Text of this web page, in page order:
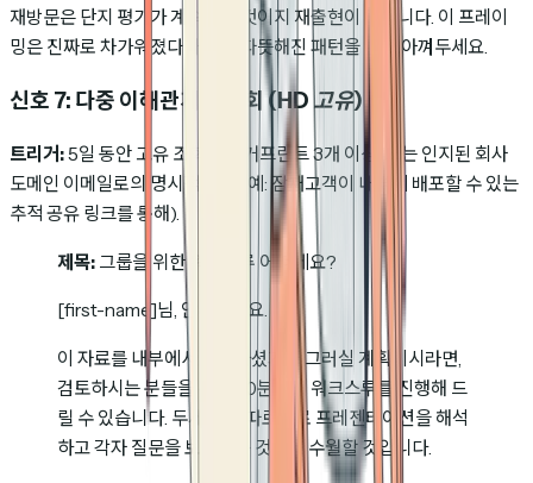
재방문은 단지 평가가 계속되는 것이지 재출현이 아닙니다. 이 프레이
밍은 진짜로 차가워졌다가 다시 따뜻해진 패턴을 위해 아껴두세요.
신호 7: 다중 이해관계자 조회(HD 고유)
트리거:5일 동안 고유 조회자 핑거프린트 3개 이상, 또는 인지된 회사
도메인 이메일로의 명시적 전달 (예: 잠재고객이 내부에 배포할 수 있는
추적 공유 링크를 통해).
제목: 그룹을 위한 워크스루 어떠세요?
[first-name]님, 안녕하세요.
이 자료를 내부에서 공유하셨거나 그러실 계획이시라면,
검토하시는 분들을 위해 20분짜리 워크스루를 진행해 드
릴 수 있습니다. 두세 분이 따로따로 프레젠테이션을 해석
하고 각자 질문을 보내시는 것보다 수월할 것입니다.